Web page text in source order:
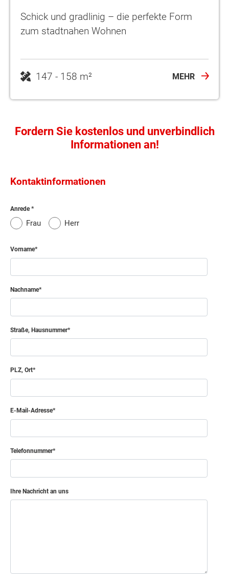
Schick und gradlinig – die perfekte Form
zum stadtnahen Wohnen
MEHR
Fordern Sie kostenlos und unverbindlich
Informationen an!
Kontaktinformationen
Anrede
Frau Herr
Vorname
Nachname
Straße, Hausnummer
PLZ, Ort
E-Mail-Adresse
Telefonnummer
Ihre Nachricht an uns